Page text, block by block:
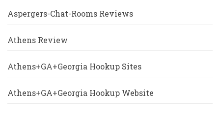
Aspergers-Chat-Rooms Reviews
Athens Review
Athens+GA+Georgia Hookup Sites
Athens+GA+Georgia Hookup Website